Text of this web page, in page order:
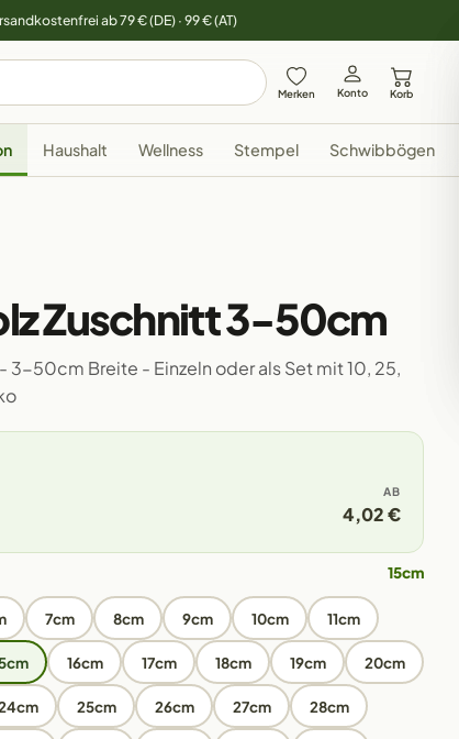
ab 79 € (DE) · 99 € (AT)
Merken Konto Korb
Haushalt Wellness Stempel Schwibbögen
Zuschnitt 3-50cm
3-50cm Breite - Einzeln oder als Set mit 10, 25,
AB
4,02 €
15cm
7cm 8cm 9cm 10cm 11cm
16cm 17cm 18cm 19cm 20cm
25cm 26cm 27cm 28cm